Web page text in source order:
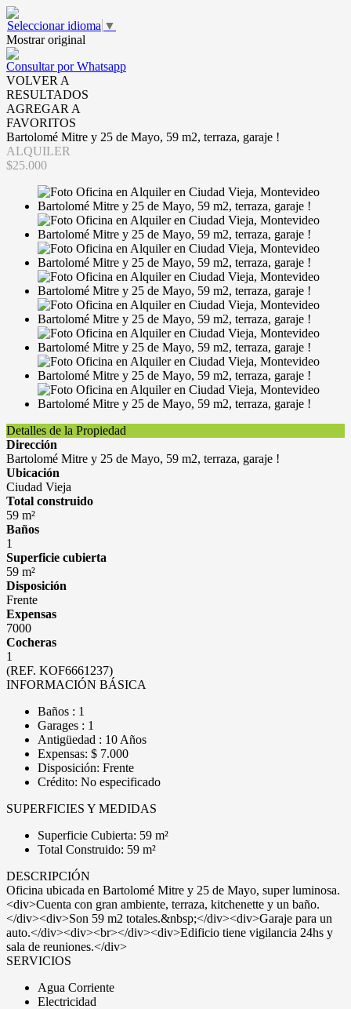
Seleccionar idioma ▼
Mostrar original
Consultar por Whatsapp
VOLVER A
RESULTADOS
AGREGAR A
FAVORITOS
Bartolomé Mitre y 25 de Mayo, 59 m2, terraza, garaje !
ALQUILER
$25.000
Detalles de la Propiedad
Dirección
Bartolomé Mitre y 25 de Mayo, 59 m2, terraza, garaje !
Ubicación
Ciudad Vieja
Total construido
59 m²
Baños
1
Superficie cubierta
59 m²
Disposición
Frente
Expensas
7000
Cocheras
1
(REF. KOF6661237)
INFORMACIÓN BÁSICA
Baños : 1
Garages : 1
Antigüedad : 10 Años
Expensas: $ 7.000
Disposición: Frente
Crédito: No especificado
SUPERFICIES Y MEDIDAS
Superficie Cubierta: 59 m²
Total Construido: 59 m²
DESCRIPCIÓN
Oficina ubicada en Bartolomé Mitre y 25 de Mayo, super luminosa.
<div>Cuenta con gran ambiente, terraza, kitchenette y un baño.
</div><div>Son 59 m2 totales.&nbsp;</div><div>Garaje para un
auto.</div><div><br></div><div>Edificio tiene vigilancia 24hs y
sala de reuniones.</div>
SERVICIOS
Agua Corriente
Electricidad